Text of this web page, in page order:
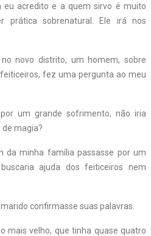
eu acredito e a quem sirvo é muito
prática sobrenatural. Ele irá nos
novo distrito, um homem, sobre
fez uma pergunta ao meu
um grande sofrimento, não iria
magia?
da minha família passasse por um
ajuda dos feiticeiros nem
confirmasse suas palavras.
mais velho, que tinha quase quatro